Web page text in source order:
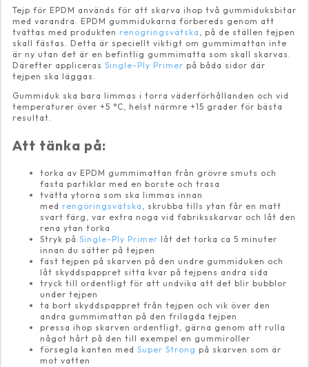
Tejp för EPDM används för att skarva ihop två gummiduksbitar
med varandra. EPDM gummidukarna förbereds genom att
tvättas med produkten renögringsvätska , på de ställen tejpen
skall fästas. Detta är speciellt viktigt om gummimattan inte
är ny utan det är en befintlig gummimatta som skall skarvas.
Därefter appliceras Single-Ply Primer på båda sidor där
tejpen ska läggas.
Gummiduk ska bara limmas i torra väderförhållanden och vid
temperaturer över +5 °C, helst närmre +15 grader för bästa
resultat.
Att tänka på:
torka av EPDM gummimattan från grövre smuts och
fasta partiklar med en borste och trasa
tvätta ytorna som ska limmas innan
med rengöringsvätska , skrubba tills ytan får en matt
svart färg, var extra noga vid fabriksskarvar och låt den
rena ytan torka
Stryk på Single-Ply Primer låt det torka ca 5 minuter
innan du sätter på tejpen
fäst tejpen på skarven på den undre gummiduken och
låt skyddspappret sitta kvar på tejpens andra sida
tryck till ordentligt för att undvika att det blir bubblor
under tejpen
ta bort skyddspappret från tejpen och vik över den
andra gummimattan på den frilagda tejpen
pressa ihop skarven ordentligt, gärna genom att rulla
något hårt på den till exempel en gummiroller
försegla kanten med Super Strong på skarven som är
mot vatten